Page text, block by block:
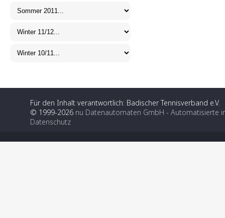
Für den Inhalt verantwortlich: Badischer Tennisverband e.V.
© 1999-2026 nu Datenautomaten GmbH - Automatisierte
Datenschutz